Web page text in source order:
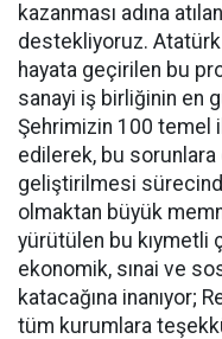
kazanması adına
destekliyoruz.
hayata geçirilen bu
sanayi iş birliğinin en
Şehrimizin 100 temel
edilerek, bu
geliştirilmesi
olmaktan büyük
yürütülen bu kıymetli
ekonomik, sınai ve
katacağına inanıyor;
tüm kurumlara